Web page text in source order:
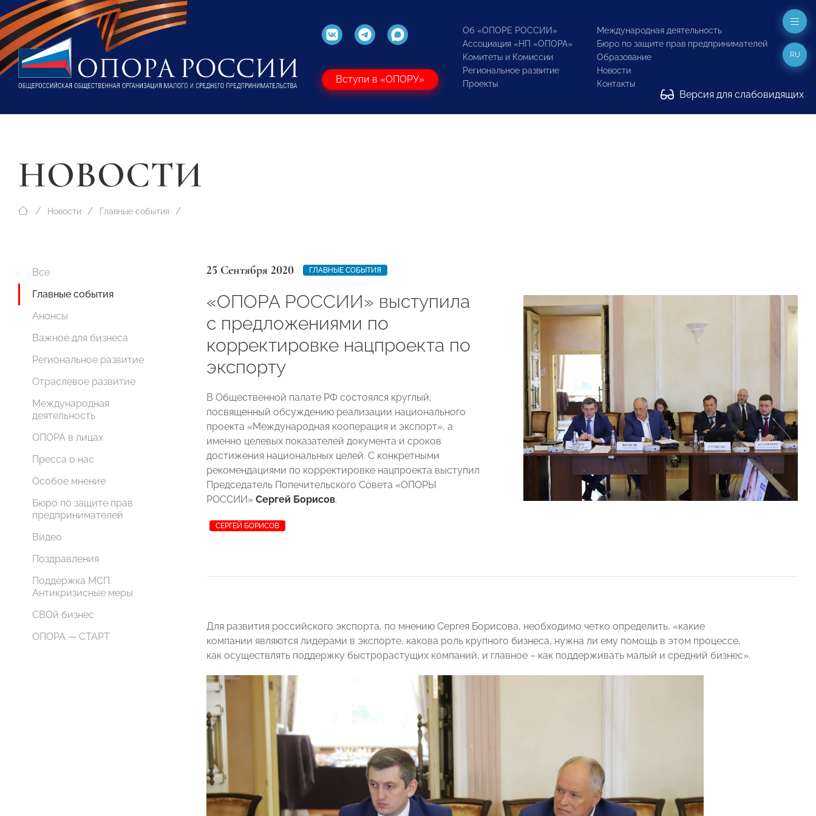
Вступи в «ОПОРУ»
Об «ОПОРЕ РОССИИ»
Ассоциация «НП «ОПОРА»
Комитеты и Комиссии
Региональное развитие
Проекты
Международная деятельность
Бюро по защите прав предпринимателей
Образование
Новости
Контакты
Версия для слабовидящих
RU
НОВОСТИ
Новости Главные события
Все
Главные события
Анонсы
Важное для бизнеса
Региональное развитие
Отраслевое развитие
Международная
деятельность
ОПОРА в лицах
Пресса о нас
Особое мнение
Бюро по защите прав
предпринимателей
Видео
Поздравления
Поддержка МСП.
Антикризисные меры
СВОй бизнес
ОПОРА — СТАРТ
25 Сентября 2020 ГЛАВНЫЕ СОБЫТИЯ
«ОПОРА РОССИИ» выступила
с предложениями по
корректировке нацпроекта по
экспорту
В Общественной палате РФ состоялся круглый,
посвященный обсуждению реализации национального
проекта «Международная кооперация и экспорт», а
именно целевых показателей документа и сроков
достижения национальных целей. С конкретными
рекомендациями по корректировке нацпроекта выступил
Председатель Попечительского Совета «ОПОРЫ
РОССИИ» Сергей Борисов.
СЕРГЕЙ БОРИСОВ
Для развития российского экспорта, по мнению Сергея Борисова, необходимо четко определить, «какие
компании являются лидерами в экспорте, какова роль крупного бизнеса, нужна ли ему помощь в этом процессе,
как осуществлять поддержку быстрорастущих компаний, и главное – как поддерживать малый и средний бизнес».